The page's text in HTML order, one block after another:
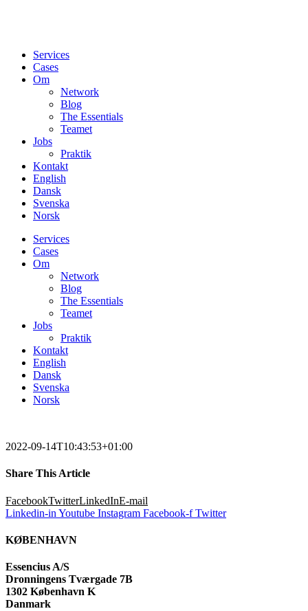
Services
Cases
Om
Network
Blog
The Essentials
Teamet
Jobs
Praktik
Kontakt
English
Dansk
Svenska
Norsk
Services
Cases
Om
Network
Blog
The Essentials
Teamet
Jobs
Praktik
Kontakt
English
Dansk
Svenska
Norsk
2022-09-14T10:43:53+01:00
Share This Article
FacebookTwitterLinkedInE-mail
Linkedin-in Youtube Instagram Facebook-f Twitter
KØBENHAVN
Essencius A/S
Dronningens Tværgade 7B
1302 København K
Danmark